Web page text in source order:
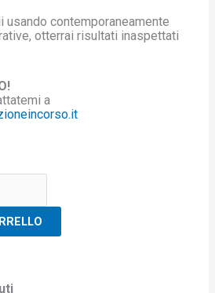
usando contemporaneamente
otterrai risultati inaspettati
a